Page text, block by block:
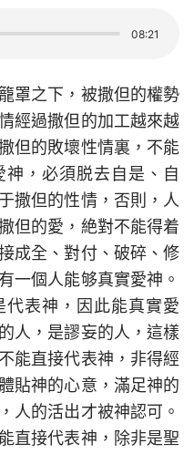
08:21
罩之下，被撒但的權勢
經過撒但的加工越來越
但的敗壞性情裏，不能
，必須脱去自是、自
撒但的性情，否則，人
但的愛，絶對不能得着
成全、對付、破碎、修
一個人能够真實愛神。
表神，因此能真實愛
人，是謬妄的人，這樣
能直接代表神，非得經
貼神的心意，滿足神的
人的活出才被神認可。
直接代表神，除非是聖